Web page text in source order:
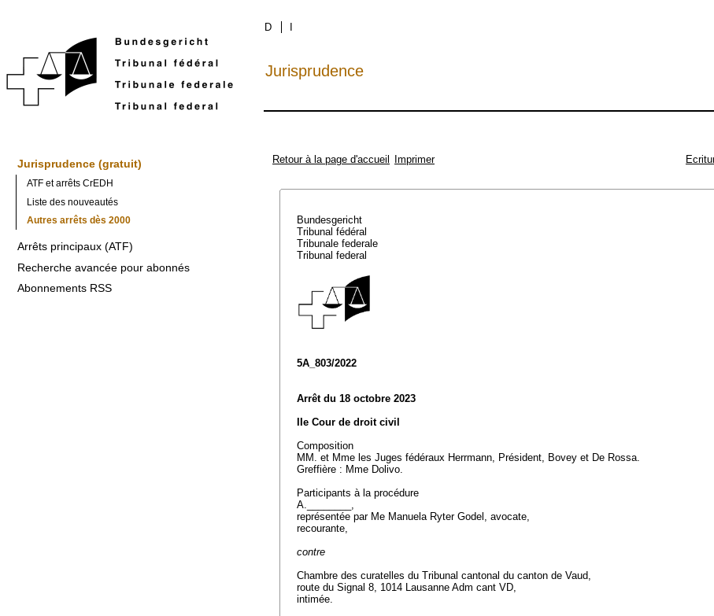
D
Jurisprudence
Jurisprudence (gratuit)
ATF et arrêts CrEDH
Liste des nouveautés
Autres arrêts dès 2000
Arrêts principaux (ATF)
Recherche avancée pour abonnés
Abonnements RSS
Retour à la page d'accueil Imprimer
Bundesgericht
Tribunal fédéral
Tribunale federale
Tribunal federal
5A_803/2022
Arrêt du 18 octobre 2023
IIe Cour de droit civil
Composition
MM. et Mme les Juges fédéraux Herrmann, Président, Bovey et De Rossa.
Greffière : Mme Dolivo.
Participants à la procédure
A.________,
représentée par Me Manuela Ryter Godel, avocate,
recourante,
contre
Chambre des curatelles du Tribunal cantonal du canton de Vaud,
route du Signal 8, 1014 Lausanne Adm cant VD,
intimée.